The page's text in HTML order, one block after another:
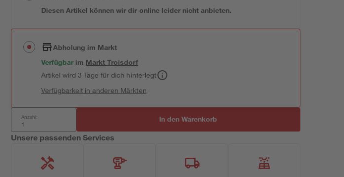
Diesen Artikel können wir dir online leider nicht anbieten.
Abholung im Markt
Verfügbar im MarktTroisdorf
Artikel wird 3 Tage für dich hinterlegt
Verfügbarkeit in anderen Märkten
Anzahl: In den Warenkorb
Unsere passenden Services